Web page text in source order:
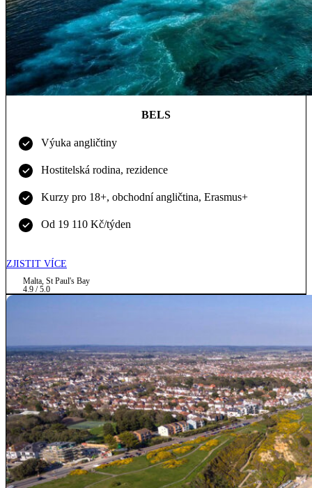
BELS
Výuka angličtiny
Hostitelská rodina, rezidence
Kurzy pro 18+, obchodní angličtina, Erasmus+
Od 19 110 Kč/týden
ZJISTIT VÍCE
Malta, St Paul's Bay
4.9 / 5.0